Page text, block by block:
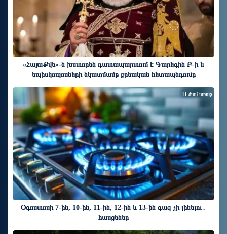
«ՀայաՔվե»-ն խստորեն դատապարտում է Գարեգին Բ-ի և
եպիսկոպոսների նկատմամբ քրեական հետապնդումը
Օգոստոսի 7-ին, 10-ին, 11-ին, 12-ին և 13-ին գազ չի լինելու․
հասցեներ
11 ժամ առաջ